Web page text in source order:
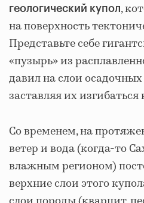
геологический купол,
на поверхность
Представьте себе
«пузырь» из
давил на слои
заставляя их изгибаться
Со временем, на
ветер и вода (когда-то
влажным регионом)
верхние слои этого